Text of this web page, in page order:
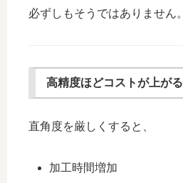
必ずしもそうではありません。
高精度ほどコストが上がる
直角度を厳しくすると、
加工時間増加